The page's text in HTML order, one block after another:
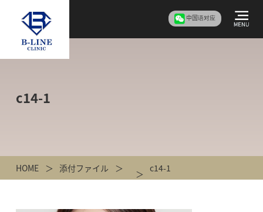
中国语对应
c14-1
HOME 添付ファイル c14-1